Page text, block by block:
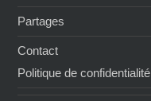
Partages
Contact
Politique de confidentialité